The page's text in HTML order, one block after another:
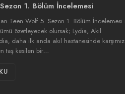
1. Bölüm İncelemesi
Teen Wolf 5. Sezon 1. Bölüm İncelemesi
özetleyecek olursak; Lydia, Akıl
daha ilk anda akıl hastanesinde
taş kesilen bir…